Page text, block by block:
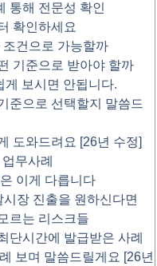
통해 전문성 확인
확인하세요
건으로 가능할까
기준으로 받아야 할까
게 보시면 안됩니다.
준으로 선택할지 말씀드
도와드려요 [26년 수정]
무사례
이게 다릅니다
장 진출을 원하신다면
르는 리스크들
단시간에 발급받은 사례
보며 말씀드릴게요 [26년